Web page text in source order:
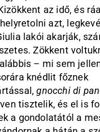
az idő, és
azt,
lakói akarják,
Zökkent
– mi sem
knédlit főznek
gnocchi di
tisztelik, és el is
a gondolatától a